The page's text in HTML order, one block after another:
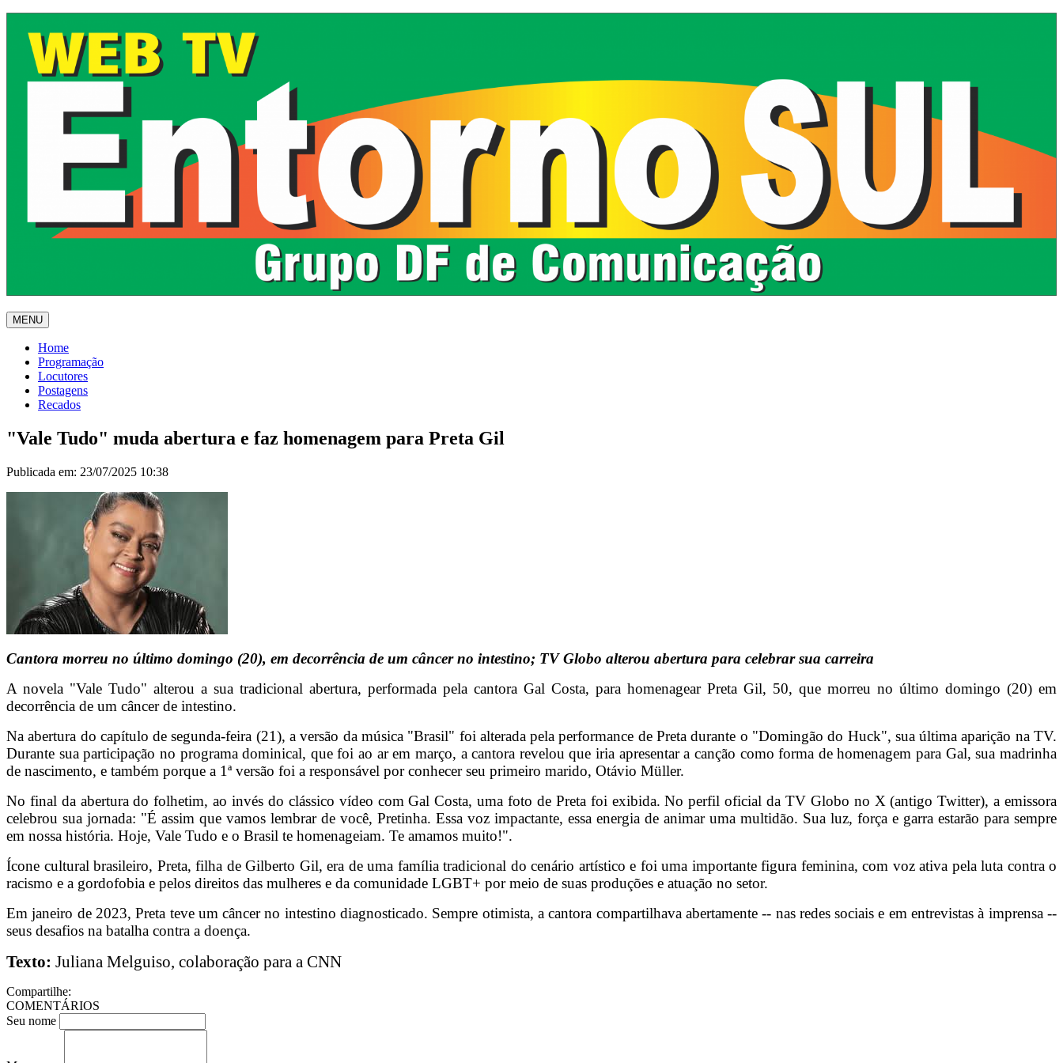
MENU
Home
Programação
Locutores
Postagens
Recados
"Vale Tudo" muda abertura e faz homenagem para Preta Gil
Publicada em: 23/07/2025 10:38
Cantora morreu no último domingo (20), em decorrência de um câncer no intestino; TV Globo alterou abertura para celebrar sua carreira
A novela "Vale Tudo" alterou a sua tradicional abertura, performada pela cantora Gal Costa, para homenagear Preta Gil, 50, que morreu no último domingo (20) em
decorrência de um câncer de intestino.
Na abertura do capítulo de segunda-feira (21), a versão da música "Brasil" foi alterada pela performance de Preta durante o "Domingão do Huck", sua última aparição na TV.
Durante sua participação no programa dominical, que foi ao ar em março, a cantora revelou que iria apresentar a canção como forma de homenagem para Gal, sua madrinha
de nascimento, e também porque a 1ª versão foi a responsável por conhecer seu primeiro marido, Otávio Müller.
No final da abertura do folhetim, ao invés do clássico vídeo com Gal Costa, uma foto de Preta foi exibida. No perfil oficial da TV Globo no X (antigo Twitter), a emissora
celebrou sua jornada: "É assim que vamos lembrar de você, Pretinha. Essa voz impactante, essa energia de animar uma multidão. Sua luz, força e garra estarão para sempre
em nossa história. Hoje, Vale Tudo e o Brasil te homenageiam. Te amamos muito!".
Ícone cultural brasileiro, Preta, filha de Gilberto Gil, era de uma família tradicional do cenário artístico e foi uma importante figura feminina, com voz ativa pela luta contra o
racismo e a gordofobia e pelos direitos das mulheres e da comunidade LGBT+ por meio de suas produções e atuação no setor.
Em janeiro de 2023, Preta teve um câncer no intestino diagnosticado. Sempre otimista, a cantora compartilhava abertamente -- nas redes sociais e em entrevistas à imprensa --
seus desafios na batalha contra a doença.
Texto: Juliana Melguiso, colaboração para a CNN
Compartilhe:
COMENTÁRIOS
Seu nome